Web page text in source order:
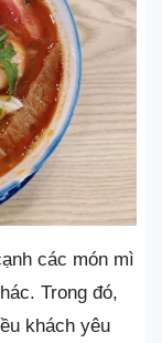
các món mì
Trong đó,
khách yêu